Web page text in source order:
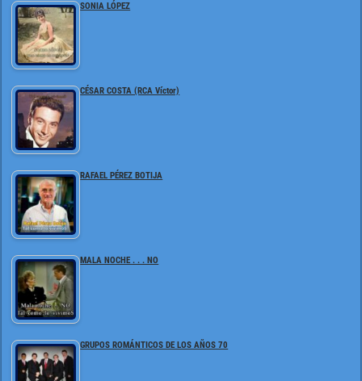
SONIA LÓPEZ
CÉSAR COSTA (RCA Víctor)
RAFAEL PÉREZ BOTIJA
MALA NOCHE . . . NO
GRUPOS ROMÁNTICOS DE LOS AÑOS 70